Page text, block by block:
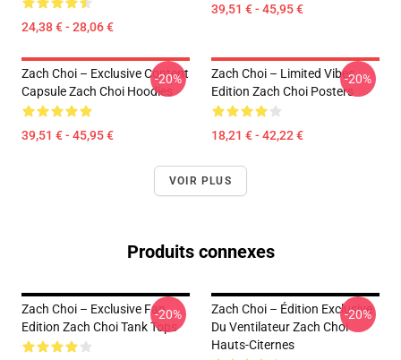
24,38 € - 28,06 €
39,51 € - 45,95 €
Zach Choi – Exclusive Content
Capsule Zach Choi Hoodies
39,51 € - 45,95 €
-20%
Zach Choi – Limited Vibes
Edition Zach Choi Posters
18,21 € - 42,22 €
-20%
VOIR PLUS
Produits connexes
Zach Choi – Exclusive Fan
Edition Zach Choi Tank Tops
-20%
Zach Choi – Édition Exclusive
Du Ventilateur Zach Choi
Hauts-Citernes
-20%